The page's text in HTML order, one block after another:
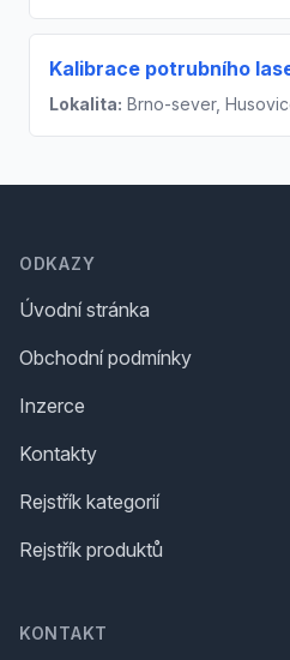
Kalibrace potrubního
Lokalita: Brno-sever,
ODKAZY
Úvodní stránka
Obchodní podmínky
Inzerce
Kontakty
Rejstřík kategorií
Rejstřík produktů
KONTAKT